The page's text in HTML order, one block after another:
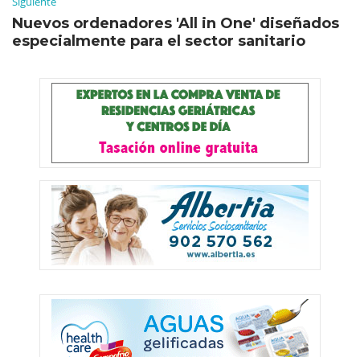
Nuevos ordenadores 'All in One' diseñados
especialmente para el sector sanitario